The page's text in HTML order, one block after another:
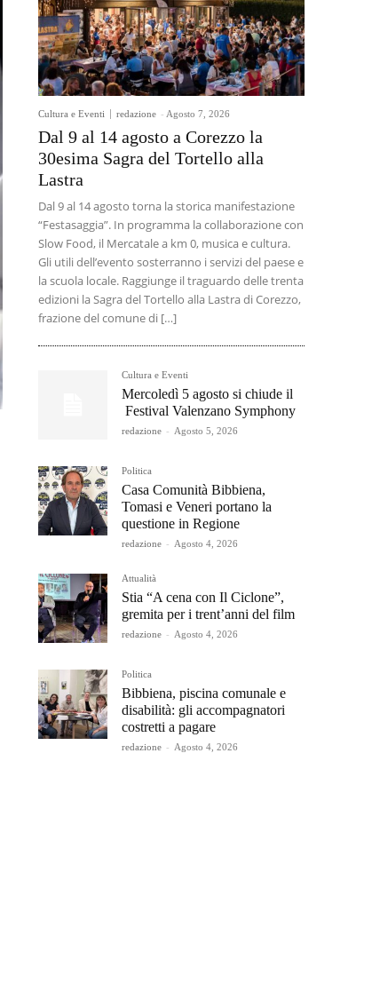
Cultura e Eventi redazione - Agosto 7, 2026
Dal 9 al 14 agosto a Corezzo la
30esima Sagra del Tortello alla
Lastra
Dal 9 al 14 agosto torna la storica manifestazione
“Festasaggia”. In programma la collaborazione con
Slow Food, il Mercatale a km 0, musica e cultura.
Gli utili dell’evento sosterranno i servizi del paese e
la scuola locale. Raggiunge il traguardo delle trenta
edizioni la Sagra del Tortello alla Lastra di Corezzo,
frazione del comune di […]
Cultura e Eventi
Mercoledì 5 agosto si chiude il
Festival Valenzano Symphony
redazione - Agosto 5, 2026
Politica
Casa Comunità Bibbiena,
Tomasi e Veneri portano la
questione in Regione
redazione - Agosto 4, 2026
Attualità
Stia “A cena con Il Ciclone”,
gremita per i trent’anni del film
redazione - Agosto 4, 2026
Politica
Bibbiena, piscina comunale e
disabilità: gli accompagnatori
costretti a pagare
redazione - Agosto 4, 2026